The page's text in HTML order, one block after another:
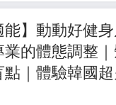
能】動動好健
的體態調整
點｜體驗韓國